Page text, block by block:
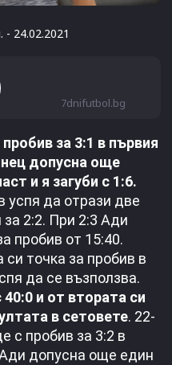
- 24.02.2021
7dnifutbol.bg
за 3:1 в първия
допусна още
и я загуби с 1:6.
успя да отрази две
за 2:2. При 2:3 Ади
пробив от 15:40.
точка за пробив в
да се възползва.
и от втората си
в сетовете. 22-
с пробив за 3:2 в
допусна още един